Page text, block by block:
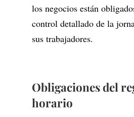
los negocios están
control detallado de la
sus trabajadores.
Obligaciones del
horario